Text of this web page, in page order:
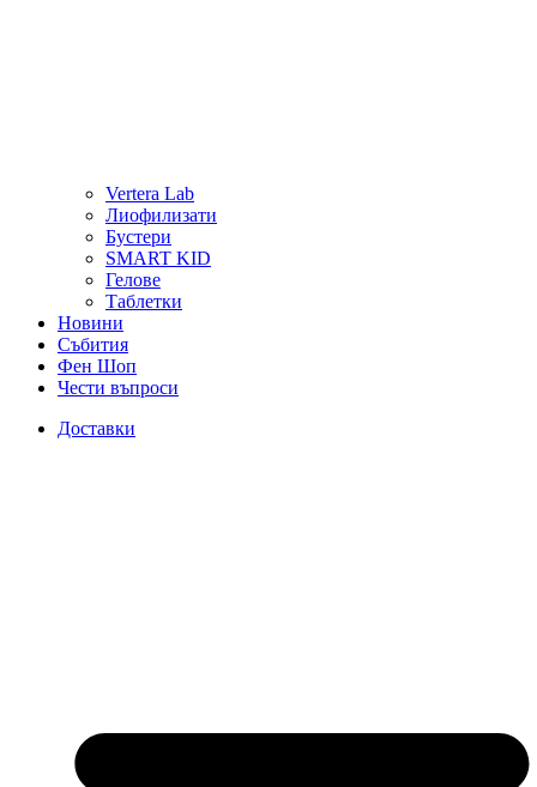
Vertera Lab
Лиофилизати
Бустери
SMART KID
Гелове
Таблетки
Новини
Събития
Фен Шоп
Чести въпроси
Доставки